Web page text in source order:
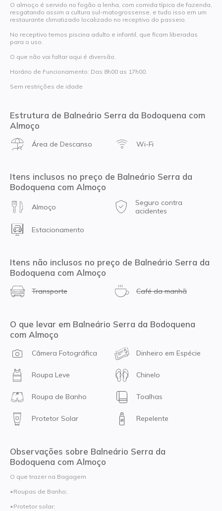
O almoço é servido no fogão a lenha, com comida típica de fazenda,
resgatando assim a cultura sul-matogrossense, e tudo isso em um
restaurante climatizado localizado no receptivo do passeio.
No receptivo temos piscina adulto e infantil, que ficam liberadas
para o uso.
O que não vai faltar aqui é diversão.
Horário de Funcionamento: Das 8h00 as 17h00.
Sem restrições de idade
Estrutura de Balneário Serra da Bodoquena com
Almoço
Área de Descanso Wi-Fi
Itens inclusos no preço de Balneário Serra da
Bodoquena com Almoço
Almoço
Seguro contra
acidentes
Estacionamento
Itens não inclusos no preço de Balneário Serra da
Bodoquena com Almoço
Transporte Café da manhã
O que levar em Balneário Serra da Bodoquena
com Almoço
Câmera Fotográfica Dinheiro em Espécie
Roupa Leve Chinelo
Roupa de Banho Toalhas
Protetor Solar Repelente
Observações sobre Balneário Serra da
Bodoquena com Almoço
O que trazer na Bagagem
▪Roupas de Banho;
▪Protetor solar;